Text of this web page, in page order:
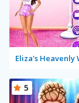
Eliza's Heavenly
5